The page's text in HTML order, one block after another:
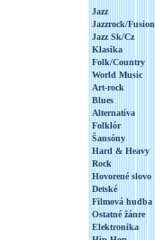
Jazz
Jazzrock/Fusion
Jazz Sk/Cz
Klasika
Folk/Country
World Music
Art-rock
Blues
Alternatíva
Folklór
Šansóny
Hard & Heavy
Rock
Hovorené slovo
Detské
Filmová hudba
Ostatné žánre
Elektronika